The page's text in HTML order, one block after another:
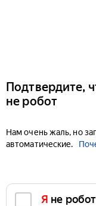
Подтвердите,
не робот
Нам очень жаль, но
автоматические.
Я не робот